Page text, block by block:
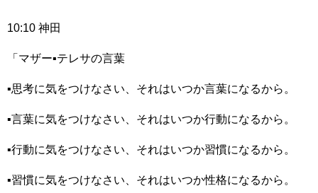
10:10 神田
「マザー▪テレサの言葉
▪思考に気をつけなさい、それはいつか言葉になるから。
▪言葉に気をつけなさい、それはいつか行動になるから。
▪行動に気をつけなさい、それはいつか習慣になるから。
▪習慣に気をつけなさい、それはいつか性格になるから。